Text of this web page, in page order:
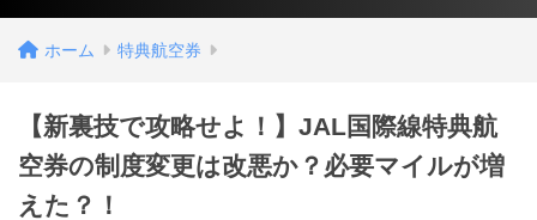
ホーム 特典航空券
【新裏技で攻略せよ！】JAL国際線特典航
空券の制度変更は改悪か？必要マイルが増
えた？！